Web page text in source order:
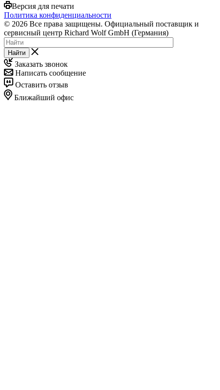
Версия для печати
Политика конфиденциальности
© 2026 Все права защищены. Официальный поставщик и
сервисный центр Richard Wolf GmbH (Германия)
Найти
Заказать звонок
Написать сообщение
Оставить отзыв
Ближайший офис